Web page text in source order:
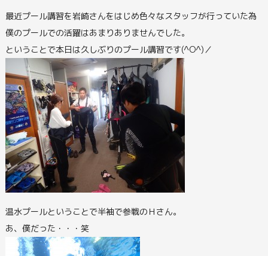
最近プール講習を岩崎さんをはじめ色々なスタッフが行っていた為
僕のプールでの活躍はあまりありませんでした。
ということで本日は久しぶりのプール講習です(^O^)／
温水プールということで半袖で参戦のＨさん。
あ、僕だった・・・笑